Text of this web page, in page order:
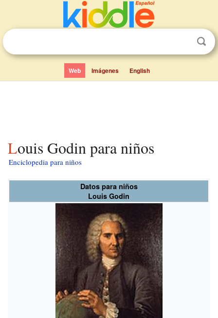
Web Imágenes English
Louis Godin para niños
Enciclopedia para niños
Datos para niños
Louis Godin